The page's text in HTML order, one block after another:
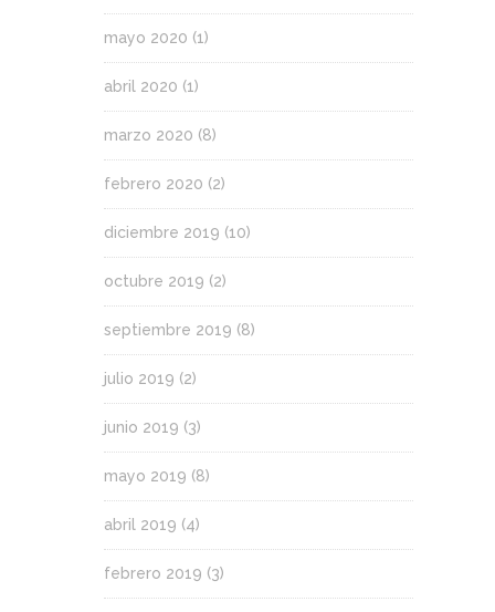
mayo 2020 (1)
abril 2020 (1)
marzo 2020 (8)
febrero 2020 (2)
diciembre 2019 (10)
octubre 2019 (2)
septiembre 2019 (8)
julio 2019 (2)
junio 2019 (3)
mayo 2019 (8)
abril 2019 (4)
febrero 2019 (3)